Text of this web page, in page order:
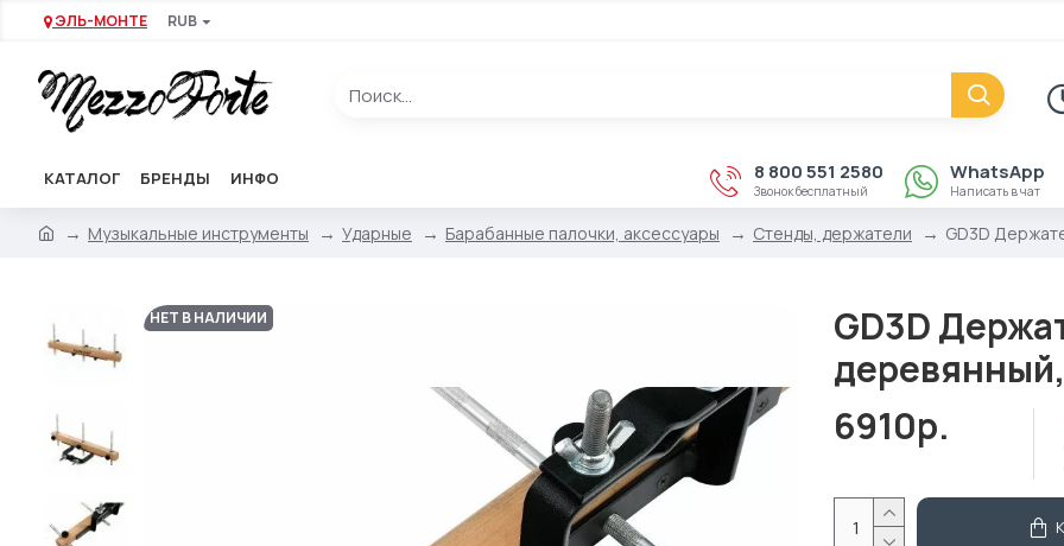
ЭЛЬ-МОНТЕ RUB
КАТАЛОГ БРЕНДЫ ИНФО 8 800 551 2580
Звонок бесплатный
WhatsApp
Написать в чат
Музыкальные инструменты Ударные Барабанные палочки, аксессуары Стенды, держатели GD3D
НЕТ В НАЛИЧИИ
GD3D
6910р.